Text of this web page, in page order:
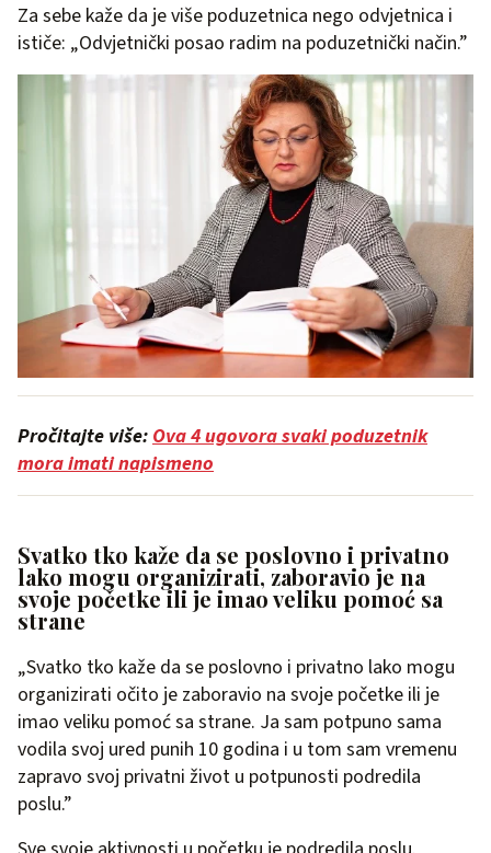
Za sebe kaže da je više poduzetnica nego odvjetnica i
ističe: „Odvjetnički posao radim na poduzetnički način.”
Pročitajte više: Ova 4 ugovora svaki poduzetnik
mora imati napismeno
Svatko tko kaže da se poslovno i privatno
lako mogu organizirati, zaboravio je na
svoje početke ili je imao veliku pomoć sa
strane
„Svatko tko kaže da se poslovno i privatno lako mogu
organizirati očito je zaboravio na svoje početke ili je
imao veliku pomoć sa strane. Ja sam potpuno sama
vodila svoj ured punih 10 godina i u tom sam vremenu
zapravo svoj privatni život u potpunosti podredila
poslu.”